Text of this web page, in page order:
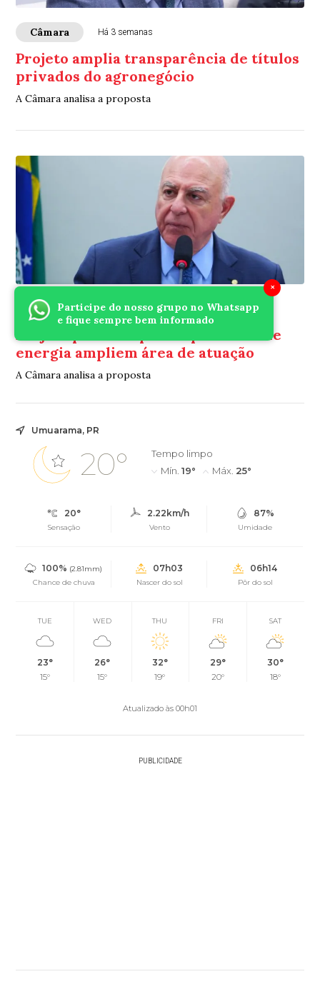
×
Participe do nosso grupo no Whatsapp
e fique sempre bem informado
Câmara Há 3 semanas
Projeto amplia transparência de títulos
privados do agronegócio
A Câmara analisa a proposta
Câmara Há 3 semanas
Projeto permite que cooperativas de
energia ampliem área de atuação
A Câmara analisa a proposta
Umuarama, PR
20°
Tempo limpo
Mín. 19° Máx. 25°
20°
Sensação
2.22km/h
Vento
87%
Umidade
100% (2.81mm)
Chance de chuva
07h03
Nascer do sol
06h14
Pôr do sol
TUE
23°
15°
WED
26°
15°
THU
32°
19°
FRI
29°
20°
SAT
30°
18°
Atualizado às 00h01
PUBLICIDADE